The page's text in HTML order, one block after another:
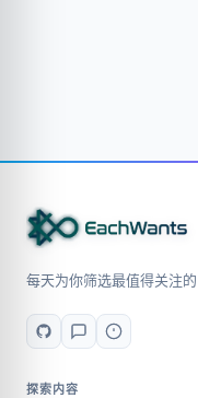
每天为你筛选最值得关注
探索内容